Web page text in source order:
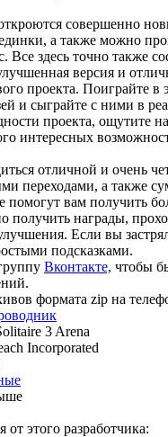
совершенно
а также можно
здесь точно также
версия и
проекта. Поиграйте в
и сыграйте с ними в
проекта, ощутите
интересных
отличной и очень
переходами, а также
помогут вам получить
награды,
Если вы
подсказками.
Вконтакте, чтобы
формата zip на
3 Arena
Incorporated
этого разработчика: